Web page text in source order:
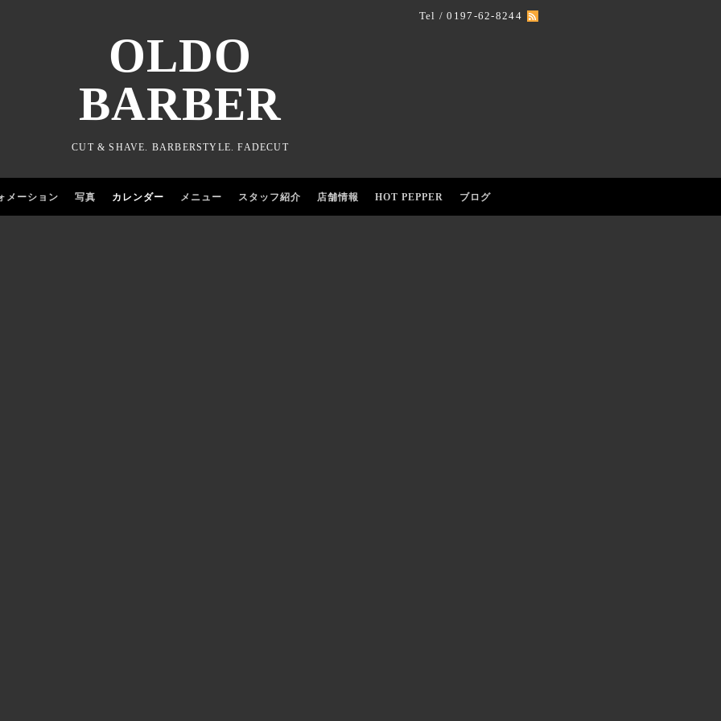
Tel / 0197-62-8244
OLDO
BARBER
CUT & SHAVE. BARBERSTYLE. FADECUT
メーション 写真 カレンダー メニュー スタッフ紹介 店舗情報 HOT PEPPER ブログ